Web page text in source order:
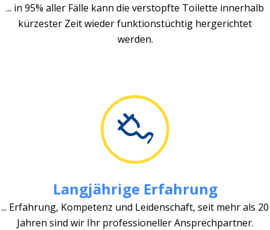
... in 95% aller Fälle kann die verstopfte Toilette innerhalb
kürzester Zeit wieder funktionstüchtig hergerichtet
werden.
Langjährige Erfahrung
... Erfahrung, Kompetenz und Leidenschaft, seit mehr als 20
Jahren sind wir Ihr professioneller Ansprechpartner.